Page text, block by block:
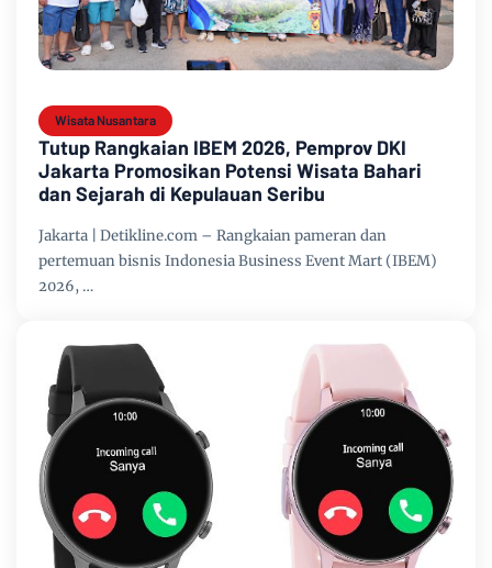
Wisata Nusantara
Tutup Rangkaian IBEM 2026, Pemprov DKI
Jakarta Promosikan Potensi Wisata Bahari
dan Sejarah di Kepulauan Seribu
Jakarta | Detikline.com – Rangkaian pameran dan
pertemuan bisnis Indonesia Business Event Mart (IBEM)
2026, …